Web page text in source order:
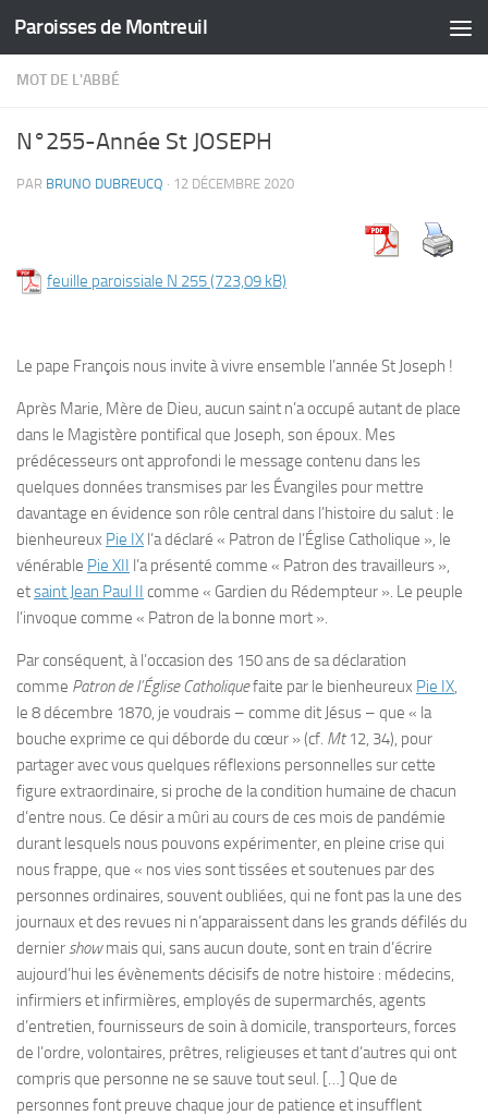
Skip to content
Paroisses de Montreuil
MOT DE L'ABBÉ
N°255-Année St JOSEPH
PAR BRUNO DUBREUCQ · 12 DÉCEMBRE 2020
feuille paroissiale N 255
Le pape François nous invite à vivre ensemble l’année St Joseph !
Après Marie, Mère de Dieu, aucun saint n’a occupé autant de place
dans le Magistère pontifical que Joseph, son époux. Mes
prédécesseurs ont approfondi le message contenu dans les
quelques données transmises par les Évangiles pour mettre
davantage en évidence son rôle central dans l’histoire du salut : le
bienheureux Pie IX l’a déclaré « Patron de l’Église Catholique », le
vénérable Pie XII l’a présenté comme « Patron des travailleurs »,
etsaint Jean Paul II comme « Gardien du Rédempteur ». Le peuple
l’invoque comme « Patron de la bonne mort ».
Par conséquent, à l’occasion des 150 ans de sa déclaration
comme Patron de l’Église Catholiquefaite par le bienheureux Pie IX,
le 8 décembre 1870, je voudrais – comme dit Jésus – que « la
bouche exprime ce qui déborde du cœur » (cf. Mt12, 34), pour
partager avec vous quelques réflexions personnelles sur cette
figure extraordinaire, si proche de la condition humaine de chacun
d’entre nous. Ce désir a mûri au cours de ces mois de pandémie
durant lesquels nous pouvons expérimenter, en pleine crise qui
nous frappe, que « nos vies sont tissées et soutenues par des
personnes ordinaires, souvent oubliées, qui ne font pas la une des
journaux et des revues ni n’apparaissent dans les grands défilés du
dernier showmais qui, sans aucun doute, sont en train d’écrire
aujourd’hui les évènements décisifs de notre histoire : médecins,
infirmiers et infirmières, employés de supermarchés, agents
d’entretien, fournisseurs de soin à domicile, transporteurs, forces
de l’ordre, volontaires, prêtres, religieuses et tant d’autres qui ont
compris que personne ne se sauve tout seul. […] Que de
personnes font preuve chaque jour de patience et insufflent